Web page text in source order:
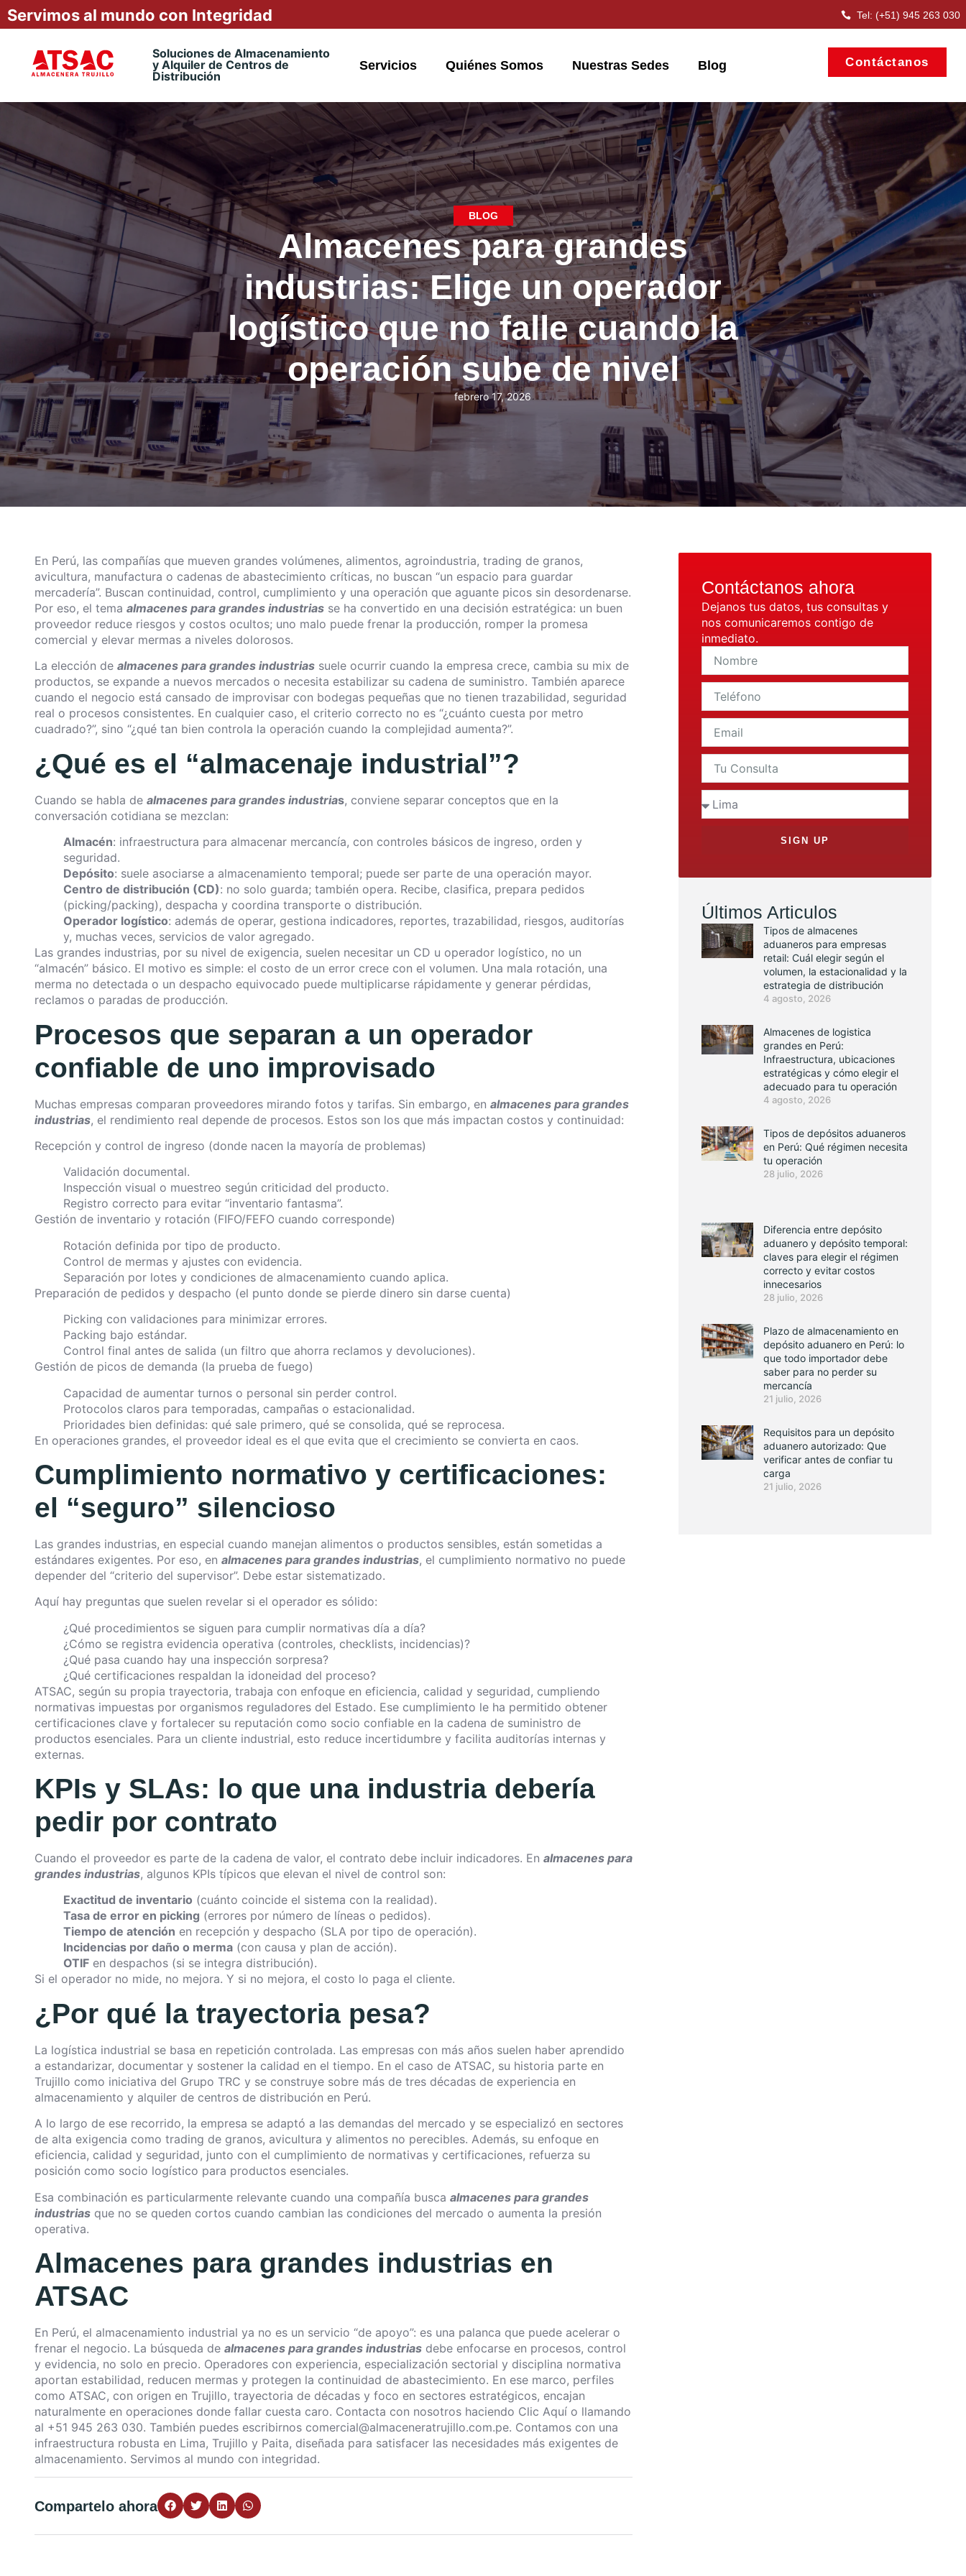
Servimos al mundo con Integridad Tel: (+51) 945 263 030
Soluciones de Almacenamiento
y Alquiler de Centros de
Distribución
Servicios Quiénes Somos Nuestras Sedes Blog Contáctanos
BLOG
Almacenes para grandes
industrias: Elige un operador
logístico que no falle cuando la
operación sube de nivel
febrero 17, 2026
En Perú, las compañías que mueven grandes volúmenes, alimentos, agroindustria, trading de granos,
avicultura, manufactura o cadenas de abastecimiento críticas, no buscan “un espacio para guardar
mercadería”. Buscan continuidad, control, cumplimiento y una operación que aguante picos sin desordenarse.
Por eso, el tema almacenes para grandes industrias se ha convertido en una decisión estratégica: un buen
proveedor reduce riesgos y costos ocultos; uno malo puede frenar la producción, romper la promesa
comercial y elevar mermas a niveles dolorosos.
La elección de almacenes para grandes industrias suele ocurrir cuando la empresa crece, cambia su mix de
productos, se expande a nuevos mercados o necesita estabilizar su cadena de suministro. También aparece
cuando el negocio está cansado de improvisar con bodegas pequeñas que no tienen trazabilidad, seguridad
real o procesos consistentes. En cualquier caso, el criterio correcto no es “¿cuánto cuesta por metro
cuadrado?”, sino “¿qué tan bien controla la operación cuando la complejidad aumenta?”.
¿Qué es el “almacenaje industrial”?
Cuando se habla de almacenes para grandes industrias, conviene separar conceptos que en la
conversación cotidiana se mezclan:
Almacén: infraestructura para almacenar mercancía, con controles básicos de ingreso, orden y
seguridad.
Depósito: suele asociarse a almacenamiento temporal; puede ser parte de una operación mayor.
Centro de distribución (CD): no solo guarda; también opera. Recibe, clasifica, prepara pedidos
(picking/packing), despacha y coordina transporte o distribución.
Operador logístico: además de operar, gestiona indicadores, reportes, trazabilidad, riesgos, auditorías
y, muchas veces, servicios de valor agregado.
Las grandes industrias, por su nivel de exigencia, suelen necesitar un CD u operador logístico, no un
“almacén” básico. El motivo es simple: el costo de un error crece con el volumen. Una mala rotación, una
merma no detectada o un despacho equivocado puede multiplicarse rápidamente y generar pérdidas,
reclamos o paradas de producción.
Procesos que separan a un operador
confiable de uno improvisado
Muchas empresas comparan proveedores mirando fotos y tarifas. Sin embargo, en almacenes para grandes
industrias, el rendimiento real depende de procesos. Estos son los que más impactan costos y continuidad:
Recepción y control de ingreso (donde nacen la mayoría de problemas)
Validación documental.
Inspección visual o muestreo según criticidad del producto.
Registro correcto para evitar “inventario fantasma”.
Gestión de inventario y rotación (FIFO/FEFO cuando corresponde)
Rotación definida por tipo de producto.
Control de mermas y ajustes con evidencia.
Separación por lotes y condiciones de almacenamiento cuando aplica.
Preparación de pedidos y despacho (el punto donde se pierde dinero sin darse cuenta)
Picking con validaciones para minimizar errores.
Packing bajo estándar.
Control final antes de salida (un filtro que ahorra reclamos y devoluciones).
Gestión de picos de demanda (la prueba de fuego)
Capacidad de aumentar turnos o personal sin perder control.
Protocolos claros para temporadas, campañas o estacionalidad.
Prioridades bien definidas: qué sale primero, qué se consolida, qué se reprocesa.
En operaciones grandes, el proveedor ideal es el que evita que el crecimiento se convierta en caos.
Cumplimiento normativo y certificaciones:
el “seguro” silencioso
Las grandes industrias, en especial cuando manejan alimentos o productos sensibles, están sometidas a
estándares exigentes. Por eso, en almacenes para grandes industrias, el cumplimiento normativo no puede
depender del “criterio del supervisor”. Debe estar sistematizado.
Aquí hay preguntas que suelen revelar si el operador es sólido:
¿Qué procedimientos se siguen para cumplir normativas día a día?
¿Cómo se registra evidencia operativa (controles, checklists, incidencias)?
¿Qué pasa cuando hay una inspección sorpresa?
¿Qué certificaciones respaldan la idoneidad del proceso?
ATSAC, según su propia trayectoria, trabaja con enfoque en eficiencia, calidad y seguridad, cumpliendo
normativas impuestas por organismos reguladores del Estado. Ese cumplimiento le ha permitido obtener
certificaciones clave y fortalecer su reputación como socio confiable en la cadena de suministro de
productos esenciales. Para un cliente industrial, esto reduce incertidumbre y facilita auditorías internas y
externas.
KPIs y SLAs: lo que una industria debería
pedir por contrato
Cuando el proveedor es parte de la cadena de valor, el contrato debe incluir indicadores. En almacenes para
grandes industrias, algunos KPIs típicos que elevan el nivel de control son:
Exactitud de inventario (cuánto coincide el sistema con la realidad).
Tasa de error en picking (errores por número de líneas o pedidos).
Tiempo de atención en recepción y despacho (SLA por tipo de operación).
Incidencias por daño o merma (con causa y plan de acción).
OTIF en despachos (si se integra distribución).
Si el operador no mide, no mejora. Y si no mejora, el costo lo paga el cliente.
¿Por qué la trayectoria pesa?
La logística industrial se basa en repetición controlada. Las empresas con más años suelen haber aprendido
a estandarizar, documentar y sostener la calidad en el tiempo. En el caso de ATSAC, su historia parte en
Trujillo como iniciativa del Grupo TRC y se construye sobre más de tres décadas de experiencia en
almacenamiento y alquiler de centros de distribución en Perú.
A lo largo de ese recorrido, la empresa se adaptó a las demandas del mercado y se especializó en sectores
de alta exigencia como trading de granos, avicultura y alimentos no perecibles. Además, su enfoque en
eficiencia, calidad y seguridad, junto con el cumplimiento de normativas y certificaciones, refuerza su
posición como socio logístico para productos esenciales.
Esa combinación es particularmente relevante cuando una compañía busca almacenes para grandes
industrias que no se queden cortos cuando cambian las condiciones del mercado o aumenta la presión
operativa.
Almacenes para grandes industrias en
ATSAC
En Perú, el almacenamiento industrial ya no es un servicio “de apoyo”: es una palanca que puede acelerar o
frenar el negocio. La búsqueda de almacenes para grandes industrias debe enfocarse en procesos, control
y evidencia, no solo en precio. Operadores con experiencia, especialización sectorial y disciplina normativa
aportan estabilidad, reducen mermas y protegen la continuidad de abastecimiento. En ese marco, perfiles
como ATSAC, con origen en Trujillo, trayectoria de décadas y foco en sectores estratégicos, encajan
naturalmente en operaciones donde fallar cuesta caro. Contacta con nosotros haciendo Clic Aquí o llamando
al +51 945 263 030. También puedes escribirnos comercial@almaceneratrujillo.com.pe. Contamos con una
infraestructura robusta en Lima, Trujillo y Paita, diseñada para satisfacer las necesidades más exigentes de
almacenamiento. Servimos al mundo con integridad.
Compartelo ahora
Contáctanos ahora
Dejanos tus datos, tus consultas y
nos comunicaremos contigo de
inmediato.
SIGN UP
Últimos Articulos
Tipos de almacenes
aduaneros para empresas
retail: Cuál elegir según el
volumen, la estacionalidad y la
estrategia de distribución
4 agosto, 2026
Almacenes de logistica
grandes en Perú:
Infraestructura, ubicaciones
estratégicas y cómo elegir el
adecuado para tu operación
4 agosto, 2026
Tipos de depósitos aduaneros
en Perú: Qué régimen necesita
tu operación
28 julio, 2026
Diferencia entre depósito
aduanero y depósito temporal:
claves para elegir el régimen
correcto y evitar costos
innecesarios
28 julio, 2026
Plazo de almacenamiento en
depósito aduanero en Perú: lo
que todo importador debe
saber para no perder su
mercancía
21 julio, 2026
Requisitos para un depósito
aduanero autorizado: Que
verificar antes de confiar tu
carga
21 julio, 2026